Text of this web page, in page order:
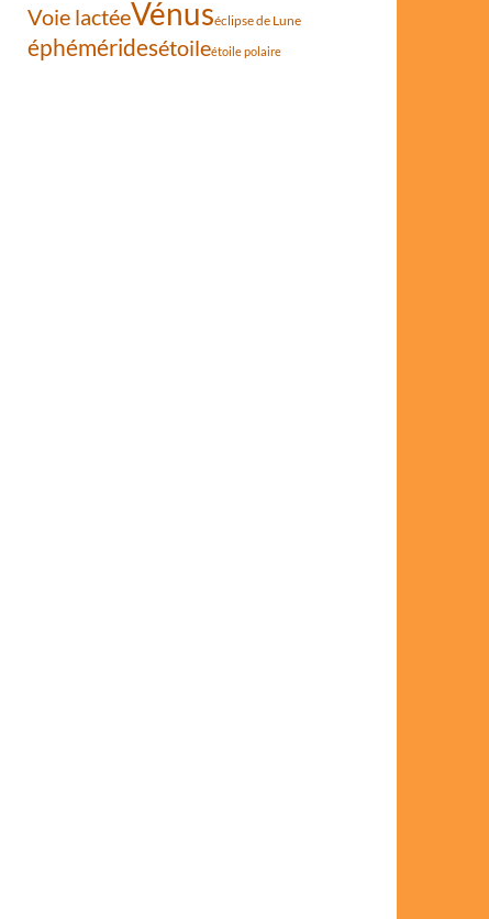
Voie lactéeVénuséclipse de Lune
éphéméridesétoileétoile polaire